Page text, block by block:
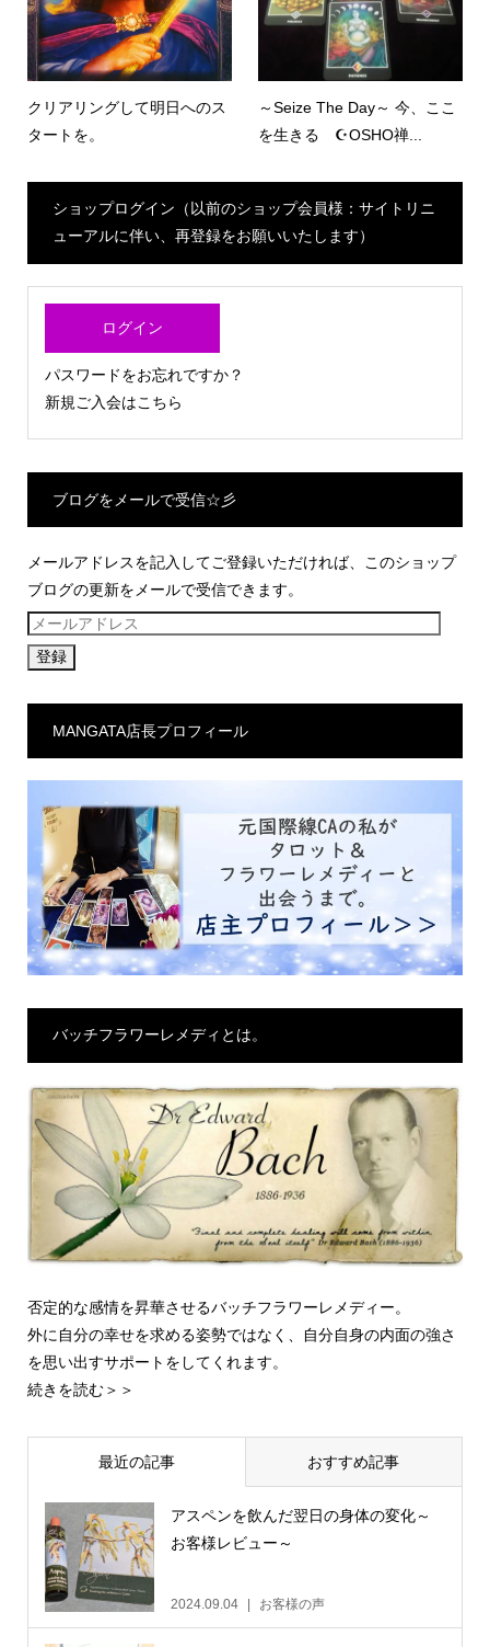
クリアリングして明日へのス
タートを。
～Seize The Day～ 今、ここ
を生きる ☪OSHO禅...
ショップログイン（以前のショップ会員様：サイトリニ
ューアルに伴い、再登録をお願いいたします）
ログイン
パスワードをお忘れですか？
新規ご入会はこちら
ブログをメールで受信☆彡
メールアドレスを記入してご登録いただければ、このショップ
ブログの更新をメールで受信できます。
メ
ー
ア
レ
MANGATA店長プロフィール
バッチフラワーレメディとは。
否定的な感情を昇華させるバッチフラワーレメディー。
外に自分の幸せを求める姿勢ではなく、自分自身の内面の強さ
を思い出すサポートをしてくれます。
続きを読む＞＞
最近の記事 おすすめ記事
アスペンを飲んだ翌日の身体の変化～
お客様レビュー～
2024.09.04 お客様の声